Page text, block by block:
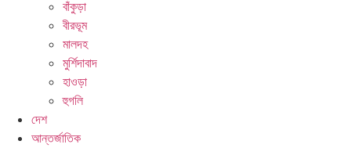
বাঁকুড়া
বীরভূম
মালদহ
মুর্শিদাবাদ
হাওড়া
হুগলি
দেশ
আন্তর্জাতিক